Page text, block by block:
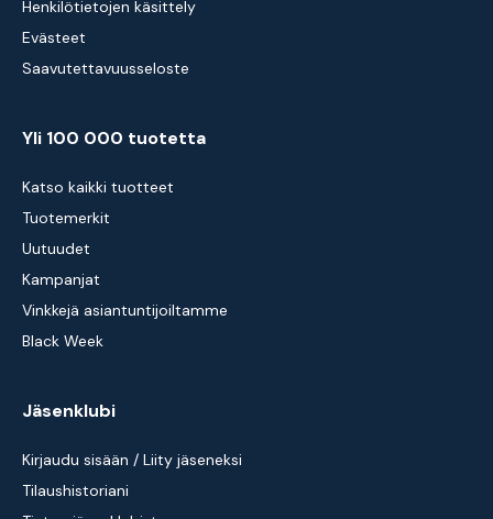
Henkilötietojen käsittely
Evästeet
Saavutettavuusseloste
Yli 100 000 tuotetta
Katso kaikki tuotteet
Tuotemerkit
Uutuudet
Kampanjat
Vinkkejä asiantuntijoiltamme
Black Week
Jäsenklubi
Kirjaudu sisään / Liity jäseneksi
Tilaushistoriani